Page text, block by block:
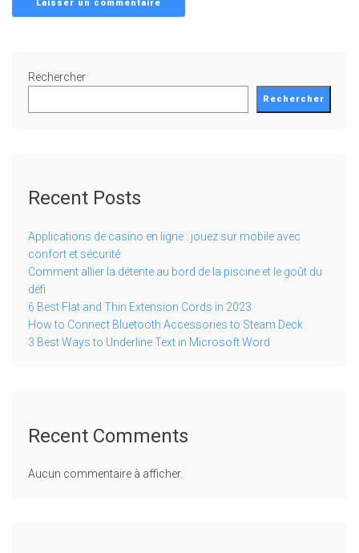
Rechercher
Rechercher
Recent Posts
Applications de casino en ligne : jouez sur mobile avec
confort et sécurité
Comment allier la détente au bord de la piscine et le goût du
défi
6 Best Flat and Thin Extension Cords in 2023
How to Connect Bluetooth Accessories to Steam Deck
3 Best Ways to Underline Text in Microsoft Word
Recent Comments
Aucun commentaire à afficher.